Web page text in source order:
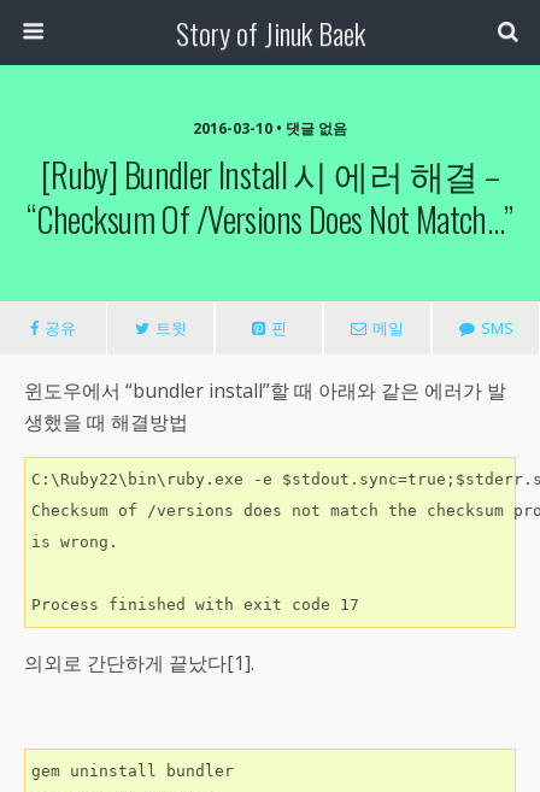
Story of Jinuk Baek
2016-03-10 • 댓글 없음
[Ruby] Bundler Install 시 에러 해결 –
“Checksum Of /versions Does Not Match…”
공유 트윗 핀 메일 SMS
윈도우에서 “bundler install”할 때 아래와 같은 에러가 발
생했을 때 해결방법
C:\Ruby22\bin\ruby.exe -e
Checksum of /versions does not match the checksum
is wrong.
Process finished with exit code 17
의외로 간단하게 끝났다[1].
gem uninstall bundler